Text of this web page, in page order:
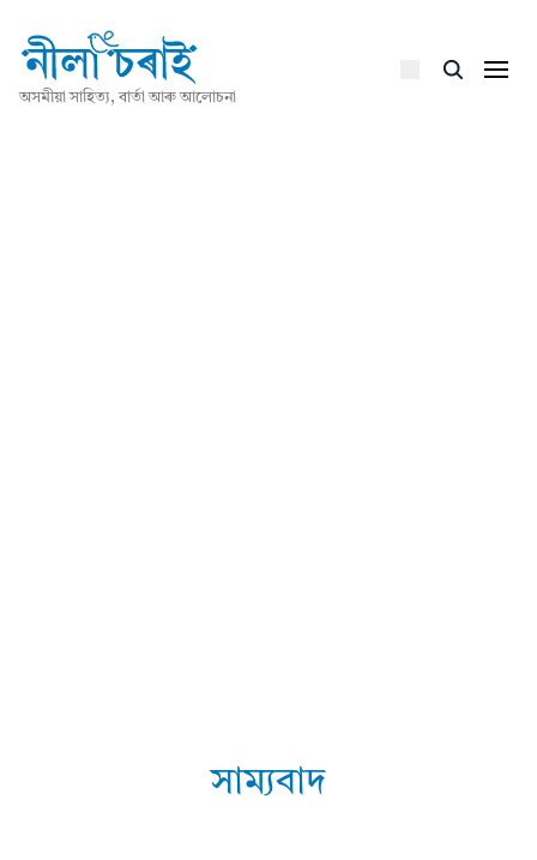
অসমীয়া সাহিত্য, বাৰ্তা আৰু আলোচনা
সাম্যবাদ